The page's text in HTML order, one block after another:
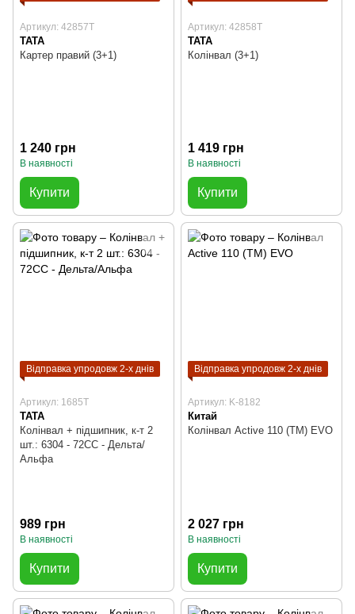
Артикул: 42857T
TATA
Картер правий (3+1)
1 240 грн
В наявності
Купити
Артикул: 42858T
TATA
Колінвал (3+1)
1 419 грн
В наявності
Купити
Відправка упродовж 2-х днів
Артикул: 1685T
TATA
Колінвал + підшипник, к-т 2
шт.: 6304 - 72CC - Дельта/
Альфа
989 грн
В наявності
Купити
Відправка упродовж 2-х днів
Артикул: K-8182
Китай
Колінвал Active 110 (TM) EVO
2 027 грн
В наявності
Купити